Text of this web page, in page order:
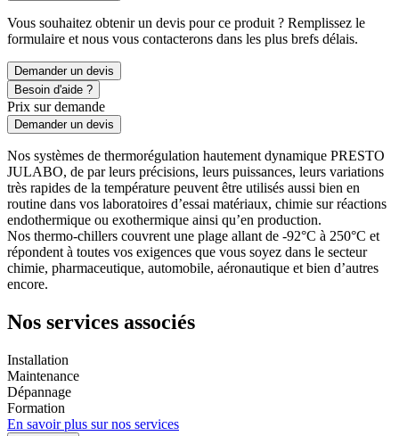
Vous souhaitez obtenir un devis pour ce produit ? Remplissez le
formulaire et nous vous contacterons dans les plus brefs délais.
Demander un devis
Besoin d'aide ?
Prix sur demande
Demander un devis
Nos systèmes de thermorégulation hautement dynamique PRESTO
JULABO, de par leurs précisions, leurs puissances, leurs variations
très rapides de la température peuvent être utilisés aussi bien en
routine dans vos laboratoires d’essai matériaux, chimie sur réactions
endothermique ou exothermique ainsi qu’en production.
Nos thermo-chillers couvrent une plage allant de -92°C à 250°C et
répondent à toutes vos exigences que vous soyez dans le secteur
chimie, pharmaceutique, automobile, aéronautique et bien d’autres
encore.
Nos services associés
Installation
Maintenance
Dépannage
Formation
En savoir plus sur nos services